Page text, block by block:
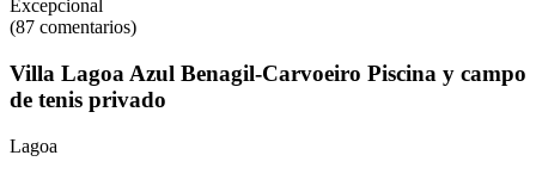
Excepcional
(87 comentarios)
Villa Lagoa Azul Benagil-Carvoeiro Piscina y campo
de tenis privado
Lagoa